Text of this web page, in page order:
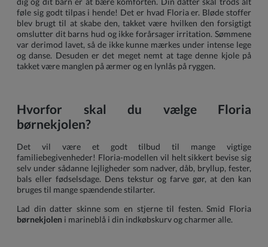
føle sig godt tilpas i hende! Det er hvad Floria er. Bløde stoffer
blev brugt til at skabe den, takket være hvilken den forsigtigt
omslutter dit barns hud og ikke forårsager irritation. Sømmene
var derimod lavet, så de ikke kunne mærkes under intense lege
og danse. Desuden er det meget nemt at tage denne kjole på
takket være manglen på ærmer og en lynlås på ryggen.
Hvorfor skal du vælge Floria
børnekjolen?
Det vil være et godt tilbud til mange vigtige
familiebegivenheder! Floria-modellen vil helt sikkert bevise sig
selv under sådanne lejligheder som nadver, dåb, bryllup, fester,
bals eller fødselsdage. Dens tekstur og farve gør, at den kan
bruges til mange spændende stilarter.
Lad din datter skinne som en stjerne til festen. Smid Floria
børnekjolen i marineblå i din indkøbskurv og charmer alle.